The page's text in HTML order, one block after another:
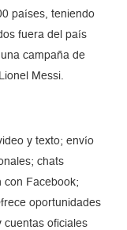
países, teniendo
fuera del país
campaña de
Messi.
y texto; envío
chats
con Facebook;
oportunidades
cuentas oficiales